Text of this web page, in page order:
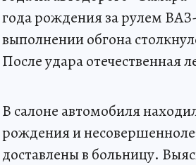
года рождения за рулем
выполнении обгона
После удара отечественная
В салоне автомобиля
рождения и
доставлены в больницу.